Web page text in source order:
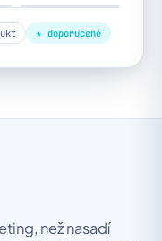
▶
★ doporučené
než nasadí